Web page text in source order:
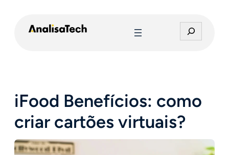
e
a
r
iFood Benefícios: como
criar cartões virtuais?